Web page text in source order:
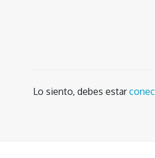
Lo siento, debes estar